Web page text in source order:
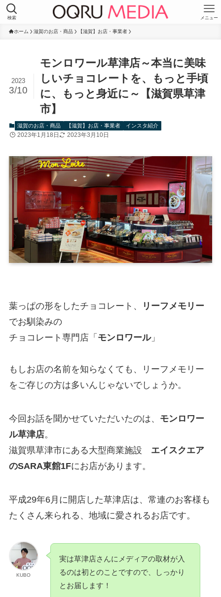
検索 メニュー
ホーム 滋賀のお店・商品 【滋賀】お店・事業者
モンロワール草津店～本当に美味
しいチョコレートを、もっと手頃
に、もっと身近に～【滋賀県草津
市】
2023
3/10
滋賀のお店・商品 【滋賀】お店・事業者 インスタ紹介
2023年1月18日 2023年3月10日
葉っぱの形をしたチョコレート、
リーフメモリー
でお馴染みの
チョコレート専門店「 モンロワール」
もしお店の名前を知らなくても、リーフメモリー
をご存じの方は多いんじゃないでしょうか。
今回お話を聞かせていただいたのは、 モンロワー
ル草津店。
滋賀県草津市にある大型商業施設 エイスクエア
のSARA東館1Fにお店があります。
平成29年6月に開店した草津店は、常連のお客様も
たくさん来られる、地域に愛されるお店です。
KUBO
実は草津店さんにメディアの取材が入
るのは初とのことですので、しっかり
とお届します！